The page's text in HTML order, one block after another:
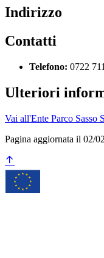
Indirizzo
Contatti
Telefono: 0722
Ulteriori
Vai all'Ente Parco Sasso
Pagina aggiornata il 02/